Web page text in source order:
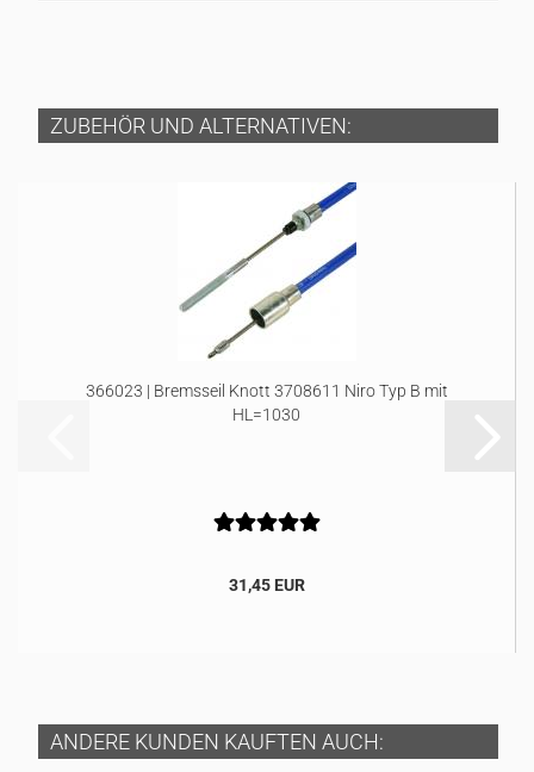
ZUBEHÖR UND ALTERNATIVEN:
366023 | Bremsseil Knott 3708611 Niro Typ B mit
HL=1030
31,45 EUR
ANDERE KUNDEN KAUFTEN AUCH: